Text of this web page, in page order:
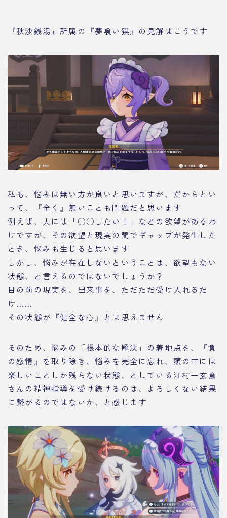
『秋沙銭湯』所属の『夢喰い獏』の見解はこうです
私も、悩みは無い方が良いと思いますが、だからとい
って、『全く』無いことも問題だと思います
例えば、人には「○○したい！」などの欲望があるわ
けですが、その欲望と現実の間でギャップが発生した
とき、悩みも生じると思います
しかし、悩みが存在しないということは、欲望もない
状態、と言えるのではないでしょうか？
目の前の現実を、出来事を、ただただ受け入れるだ
け……
その状態が『健全な心』とは思えません
そのため、悩みの「根本的な解決」の着地点を、『負
の感情』を取り除き、悩みを完全に忘れ、頭の中には
楽しいことしか残らない状態、としている江村一玄斎
さんの精神指導を受け続けるのは、よろしくない結果
に繋がるのではないか、と感じます